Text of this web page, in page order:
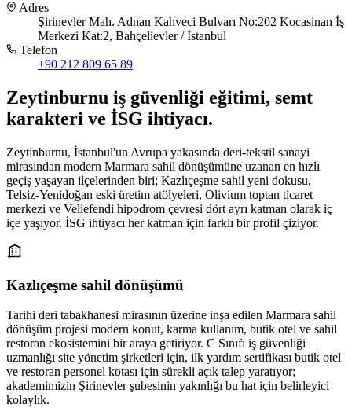
Adres
Şirinevler Mah. Adnan Kahveci Bulvarı No:202 Kocasinan İş
Merkezi Kat:2, Bahçelievler / İstanbul
Telefon
+90 212 809 65 89
Zeytinburnu iş güvenliği eğitimi, semt
karakteri ve İSG ihtiyacı.
Zeytinburnu, İstanbul'un Avrupa yakasında deri-tekstil sanayi
mirasından modern Marmara sahil dönüşümüne uzanan en hızlı
geçiş yaşayan ilçelerinden biri; Kazlıçeşme sahil yeni dokusu,
Telsiz-Yenidoğan eski üretim atölyeleri, Olivium toptan ticaret
merkezi ve Veliefendi hipodrom çevresi dört ayrı katman olarak iç
içe yaşıyor. İSG ihtiyacı her katman için farklı bir profil çiziyor.
Kazlıçeşme sahil dönüşümü
Tarihi deri tabakhanesi mirasının üzerine inşa edilen Marmara sahil
dönüşüm projesi modern konut, karma kullanım, butik otel ve sahil
restoran ekosistemini bir araya getiriyor. C Sınıfı iş güvenliği
uzmanlığı site yönetim şirketleri için, ilk yardım sertifikası butik otel
ve restoran personel kotası için sürekli açık talep yaratıyor;
akademimizin Şirinevler şubesinin yakınlığı bu hat için belirleyici
kolaylık.